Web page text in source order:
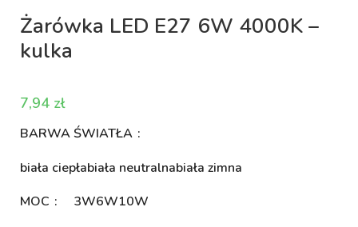
Żarówka LED E27 6W 4000K –
kulka
zł
BARWA ŚWIATŁA
biała ciepłabiała neutralnabiała zimna
MOC
3W6W10W